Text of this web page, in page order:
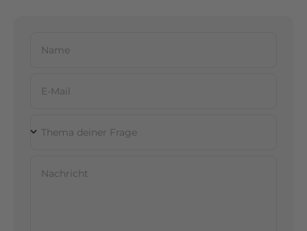
Name
E-Mail
Thema deiner Frage
Nachricht